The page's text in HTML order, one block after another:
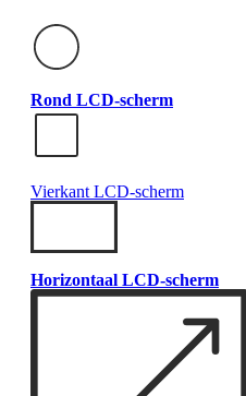
Rond LCD-scherm
Vierkant LCD-scherm
Horizontaal LCD-scherm